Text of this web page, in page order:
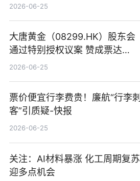
2026-06-25
大唐黄金（08299.HK）股东会
通过特别授权议案 赞成票达
100%_新动态
2026-06-25
票价便宜行李费贵！廉航“行李刺
客”引质疑-快报
2026-06-25
关注：AI材料暴涨 化工周期复苏
迎多点机会